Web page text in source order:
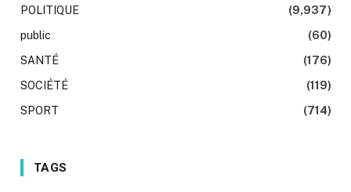
POLITIQUE
(9,937)
public
(60)
SANTÉ
(176)
SOCIÉTÉ
(119)
SPORT
(714)
TAGS